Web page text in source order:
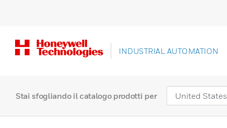
INDUSTRIAL AUTOMATION
Stai sfogliando il catalogo prodotti per